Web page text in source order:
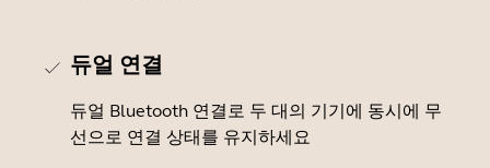
듀얼 연결
듀얼 Bluetooth 연결로 두 대의 기기에 동시에 무
선으로 연결 상태를 유지하세요